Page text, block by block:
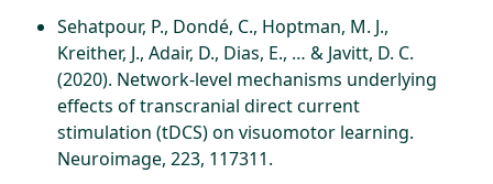
Sehatpour, P., Dondé, C., Hoptman, M. J.,
Kreither, J., Adair, D., Dias, E., … & Javitt, D. C.
(2020). Network-level mechanisms underlying
effects of transcranial direct current
stimulation (tDCS) on visuomotor learning.
Neuroimage, 223, 117311.